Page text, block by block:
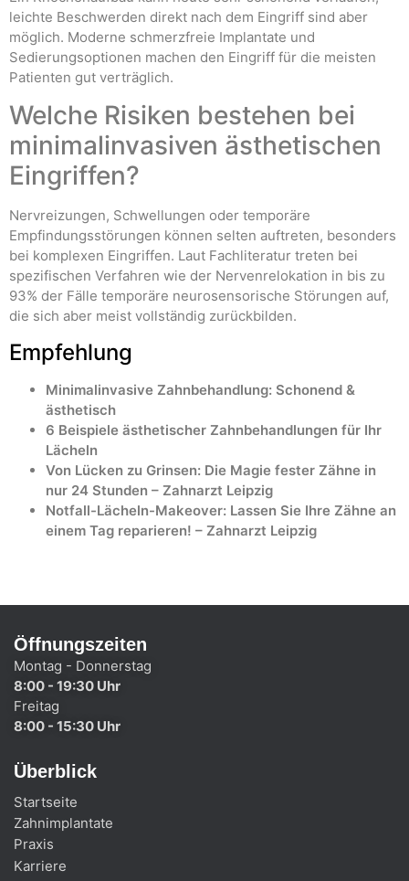
leichte Beschwerden direkt nach dem Eingriff sind aber
möglich. Moderne schmerzfreie Implantate und
Sedierungsoptionen machen den Eingriff für die meisten
Patienten gut verträglich.
Welche Risiken bestehen bei
minimalinvasiven ästhetischen
Eingriffen?
Nervreizungen, Schwellungen oder temporäre
Empfindungsstörungen können selten auftreten, besonders
bei komplexen Eingriffen. Laut Fachliteratur treten bei
spezifischen Verfahren wie der Nervenrelokation in bis zu
93% der Fälle temporäre neurosensorische Störungen auf,
die sich aber meist vollständig zurückbilden.
Empfehlung
Minimalinvasive Zahnbehandlung: Schonend &
ästhetisch
6 Beispiele ästhetischer Zahnbehandlungen für Ihr
Lächeln
Von Lücken zu Grinsen: Die Magie fester Zähne in
nur 24 Stunden – Zahnarzt Leipzig
Notfall-Lächeln-Makeover: Lassen Sie Ihre Zähne an
einem Tag reparieren! – Zahnarzt Leipzig
Öffnungszeiten
Montag - Donnerstag
8:00 - 19:30 Uhr
Freitag
8:00 - 15:30 Uhr
Überblick
Startseite
Zahnimplantate
Praxis
Karriere